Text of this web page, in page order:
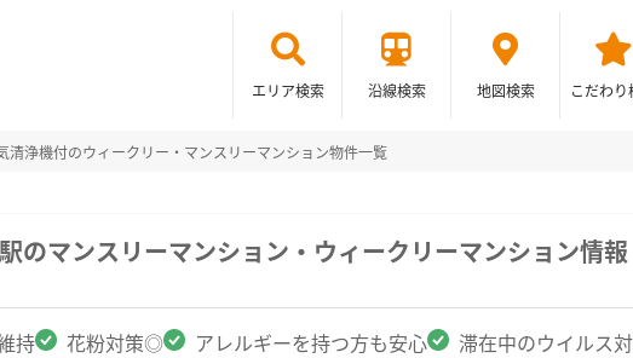
エリア検索 沿線検索 地図検索 こだわり
清浄機付のウィークリー・マンスリーマンション物件一覧
のマンスリーマンション・ウィークリーマンション情報
持 花粉対策◎ アレルギーを持つ方も安心 滞在中のウイルス